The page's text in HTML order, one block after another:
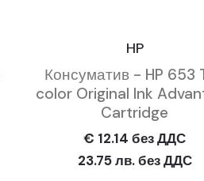
HP
Консуматив - HP 653
color Original Ink
Cartridge
€ 12.14 без ДДС
23.75 лв. без ДДС